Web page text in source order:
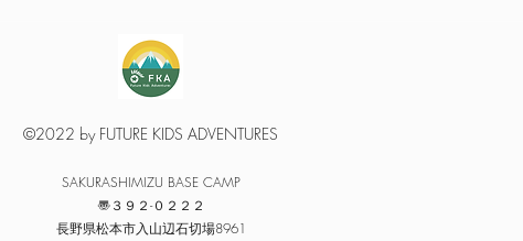
©2022 by FUTURE KIDS ADVENTURES
​SAKURASHIMIZU BASE CAMP
〠３９２-０２２２
​長野県松本市入山辺石切場8961